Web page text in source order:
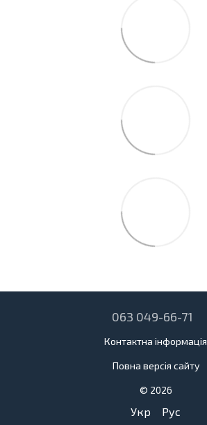
063 049-66-71
Контактна інформація
Повна версія сайту
© 2026
Укр Рус